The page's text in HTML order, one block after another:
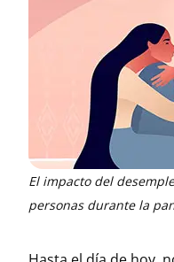
El impacto del
personas durante la